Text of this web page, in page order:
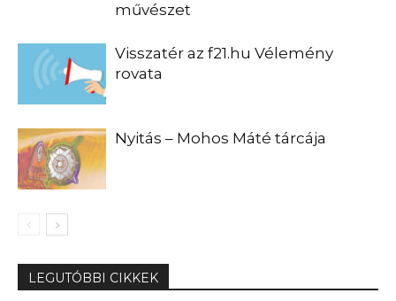
művészet
Visszatér az f21.hu Vélemény
rovata
Nyitás – Mohos Máté tárcája
LEGUTÓBBI CIKKEK